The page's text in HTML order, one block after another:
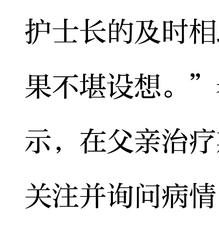
护士长的及时
果不堪设想。
示，在父亲治
关注并询问病